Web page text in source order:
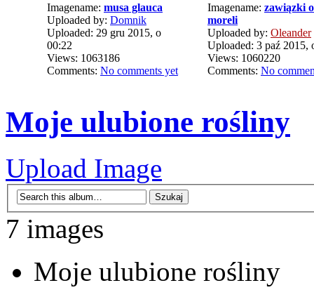
Imagename: musa glauca
Uploaded by: Domnik
Uploaded: 29 gru 2015, o
00:22
Views: 1063186
Comments: No comments yet
Imagename: zawiązki
moreli
Uploaded by: Oleander
Uploaded: 3 paź 2015,
Views: 1060220
Comments: No
Moje ulubione rośliny
Upload Image
7 images
Moje ulubione rośliny